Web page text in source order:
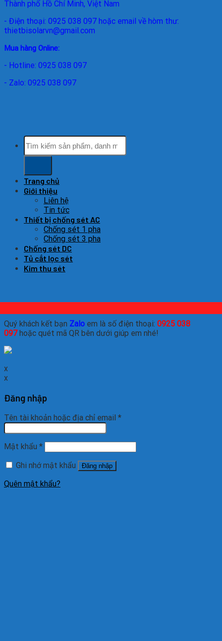
Thành phố Hồ Chí Minh, Việt Nam
- Điện thoại: 0925 038 097 hoặc email về hòm thư:
thietbisolarvn@gmail.com
Mua hàng Online:
- Hotline: 0925 038 097
- Zalo: 0925 038 097
Tìm
kiếm:
Trang chủ
Giới thiệu
Liên hệ
Tin tức
Thiết bị chống sét AC
Chống sét 1 pha
Chống sét 3 pha
Chống sét DC
Tủ cắt lọc sét
Kim thu sét
Quý khách kết bạn Zalo em là số điện thoại: 0925 038
097hoặc quét mã QR bên dưới giúp em nhé!
x
x
Đăng nhập
Tên tài khoản hoặc địa chỉ email *
Mật khẩu *
Ghi nhớ mật khẩu
Đăng nhập
Quên mật khẩu?